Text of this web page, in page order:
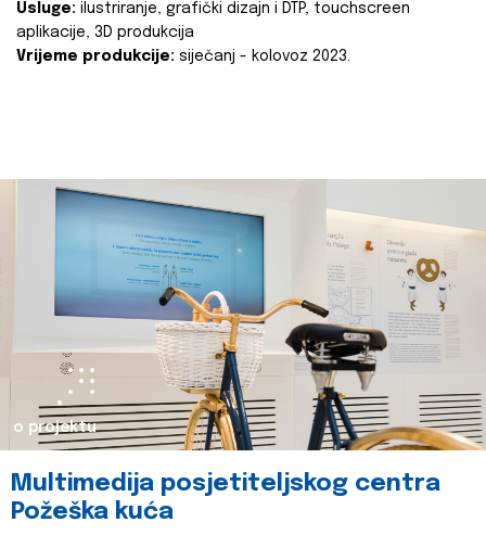
Usluge: ilustriranje, grafički dizajn i DTP, touchscreen
aplikacije, 3D produkcija
Vrijeme produkcije: siječanj - kolovoz 2023.
o projektu
Multimedija posjetiteljskog centra
Požeška kuća